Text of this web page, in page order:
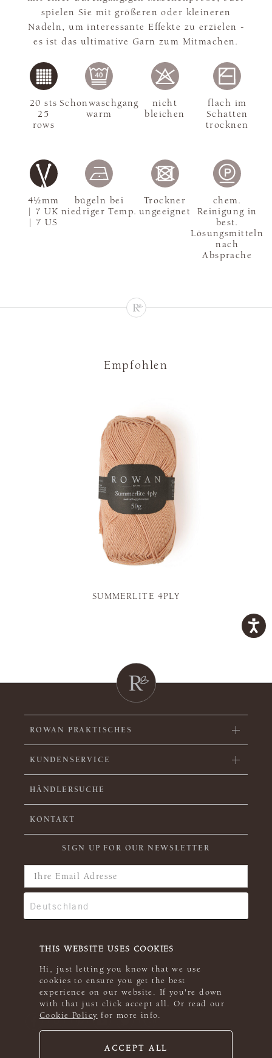
THIS WEBSITE USES COOKIES
Hi, just letting you know that we use
cookies to ensure you get the best
experience on our website. If you're down
with that just click accept all. Or read our
Cookie Policy for more info.
ACCEPT ALL
spielen Sie mit größeren oder kleineren
Nadeln, um interessante Effekte zu erzielen -
es ist das ultimative Garn zum Mitmachen.
4½mm
| 7 UK
| 7 US
20 sts
25
rows
Schonwaschgang
warm
nicht
bleichen
flach im
Schatten
trocknen
bügeln bei
niedriger Temp.
Trockner
ungeeignet
chem.
Reinigung in
best.
Lösungsmitteln
nach
Absprache
Empfohlen
SUMMERLITE 4PLY
ROWAN PRAKTISCHES
KUNDENSERVICE
HÄNDLERSUCHE
KONTAKT
SIGN UP FOR OUR NEWSLETTER